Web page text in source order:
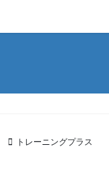
トレーニングプラス